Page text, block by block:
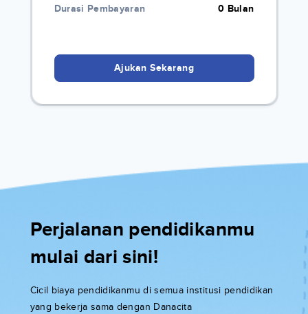
Durasi Pembayaran 0 Bulan
Ajukan Sekarang
Perjalanan pendidikanmu
mulai dari sini!
Cicil biaya pendidikanmu di semua institusi pendidikan
yang bekerja sama dengan Danacita